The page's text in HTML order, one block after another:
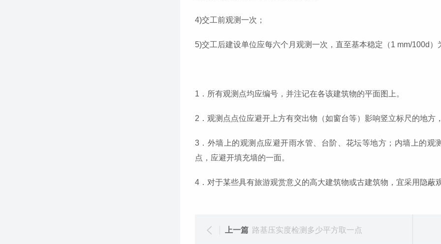
4)交工前观测一次；
5)交工后建设单位应每六个月观测一次，直至基本稳定（1 mm/100d）
1．所有观测点均应编号，并注记在各该建筑物的平面图上。
2．观测点点位应避开上方有突出物（如窗台等）影响竖立标尺的地方
3．外墙上的观测点应避开雨水管、台阶、花坛等地方；内墙上的观
点，应避开填充墙的一面。
4．对于某些具有旅游观赏意义的高大建筑物或古建筑物，宜采用隐蔽
上一篇 路基压实度检测多少平方取一点